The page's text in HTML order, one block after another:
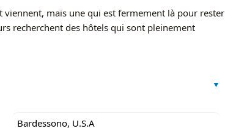
mais une qui est fermement là pour rester
recherchent des hôtels qui sont pleinement
Bardessono, U.S.A